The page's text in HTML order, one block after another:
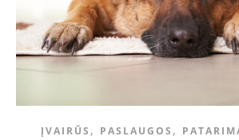
ĮVAIRŪS , PASLAUGOS ,